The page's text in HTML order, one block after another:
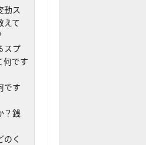
動ス
えて
スプ
何です
です
？銭
のく